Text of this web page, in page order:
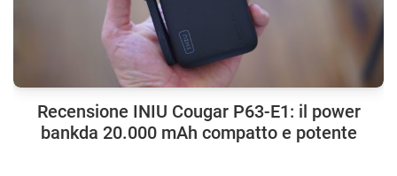
Recensione INIU Cougar P63-E1: il power
bankda 20.000 mAh compatto e potente